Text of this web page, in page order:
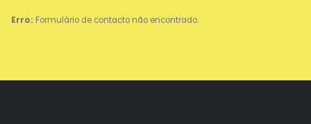
Erro: Formulário de contacto não encontrado.